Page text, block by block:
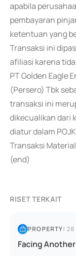
apabila
pembayaran
ketentuan yang
Transaksi ini
afiliasi karena
PT Golden Eagle
(Persero) Tbk
transaksi ini
dikecualikan dari
diatur dalam
Transaksi
(end)
RISET TERKAIT
PROPERTY|28
Facing